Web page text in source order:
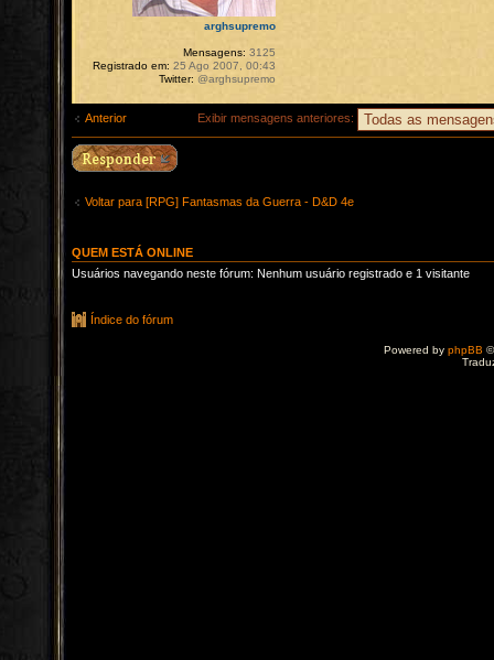
arghsupremo
Mensagens: 3125
Registrado em: 25 Ago 2007, 00:43
Twitter: @arghsupremo
Anterior Exibir mensagens anteriores:
Voltar para [RPG] Fantasmas da Guerra - D&D 4e
QUEM ESTÁ ONLINE
Usuários navegando neste fórum: Nenhum usuário registrado e 1 visitante
Índice do fórum
Powered by phpBB